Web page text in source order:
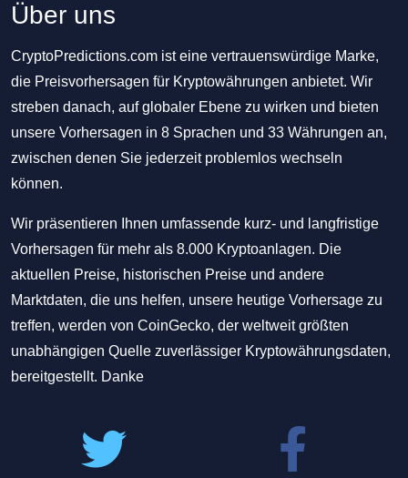
Über uns
CryptoPredictions.com ist eine vertrauenswürdige Marke,
die Preisvorhersagen für Kryptowährungen anbietet. Wir
streben danach, auf globaler Ebene zu wirken und bieten
unsere Vorhersagen in 8 Sprachen und 33 Währungen an,
zwischen denen Sie jederzeit problemlos wechseln
können.
Wir präsentieren Ihnen umfassende kurz- und langfristige
Vorhersagen für mehr als 8.000 Kryptoanlagen. Die
aktuellen Preise, historischen Preise und andere
Marktdaten, die uns helfen, unsere heutige Vorhersage zu
treffen, werden von CoinGecko, der weltweit größten
unabhängigen Quelle zuverlässiger Kryptowährungsdaten,
bereitgestellt. Danke